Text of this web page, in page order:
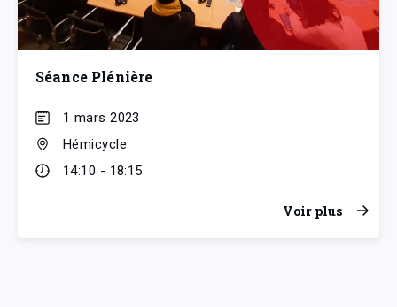
Séance Plénière
1 mars 2023
Hémicycle
14:10 - 18:15
Voir plus